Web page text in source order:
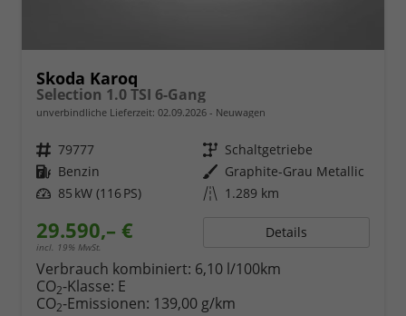
Skoda Karoq
Selection 1.0 TSI 6-Gang
unverbindliche Lieferzeit: 02.09.2026 Neuwagen
Fahrzeugnr. 79777 Getriebe Schaltgetriebe
Kraftstoff Benzin Außenfarbe Graphite-Grau Metallic
Leistung 85 kW (116 PS) Kilometerstand 1.289 km
29.590,– €
incl. 19% MwSt.
Details
Verbrauch kombiniert: 6,10 l/100km
CO2-Klasse: E
CO2-Emissionen: 139,00 g/km